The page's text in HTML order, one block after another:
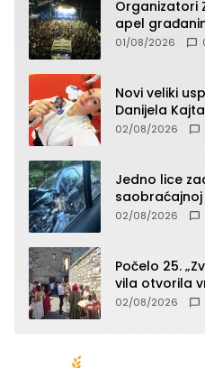
Organizatori
apel
početak
01/08/2026
Novi veliki
Danijela
Balkana u
02/08/2026
Jedno lice
(FOTO)
02/08/2026
Počelo 25.
vila otvorila
02/08/2026